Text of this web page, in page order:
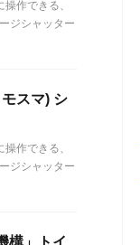
作できる、
ジシャッター
スマ) シ
作できる、
ジシャッター
構」トイ